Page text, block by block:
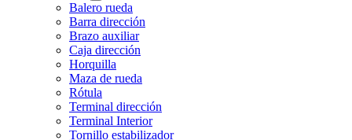
Balero rueda
Barra dirección
Brazo auxiliar
Caja dirección
Horquilla
Maza de rueda
Rótula
Terminal dirección
Terminal Interior
Tornillo estabilizador